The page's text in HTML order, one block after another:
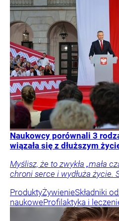
Naukowcy porównali 3
wiązała się z dłuższym
Myślisz, że to zwykła „mała
chroni serce i wydłuża życie.
ProduktyŻywienieSkładniki
naukoweProfilaktyka i